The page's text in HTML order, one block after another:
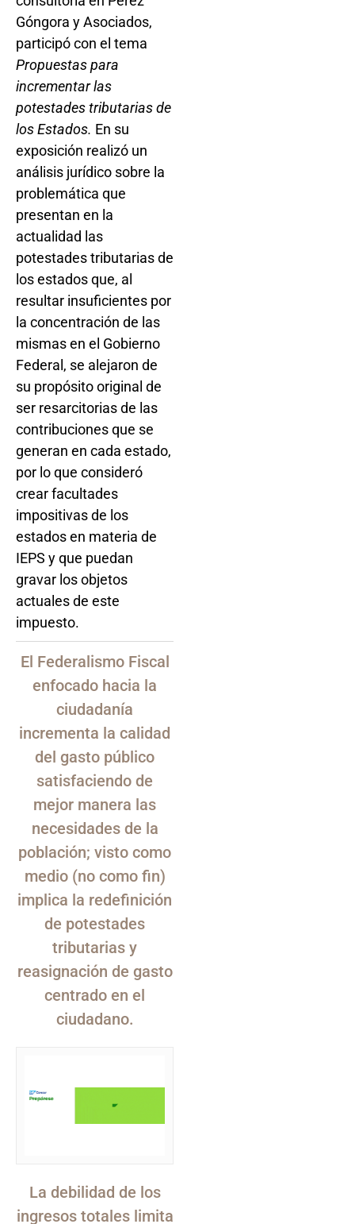
Góngora y Asociados,
participó con el tema
Propuestas para
incrementar las
potestades tributarias de
los Estados. En su
exposición realizó un
análisis jurídico sobre la
problemática que
presentan en la
actualidad las
potestades tributarias de
los estados que, al
resultar insuficientes por
la concentración de las
mismas en el Gobierno
Federal, se alejaron de
su propósito original de
ser resarcitorias de las
contribuciones que se
generan en cada estado,
por lo que consideró
crear facultades
impositivas de los
estados en materia de
IEPS y que puedan
gravar los objetos
actuales de este
impuesto.
El Federalismo Fiscal
enfocado hacia la
ciudadanía
incrementa la calidad
del gasto público
satisfaciendo de
mejor manera las
necesidades de la
población; visto como
medio (no como fin)
implica la redefinición
de potestades
tributarias y
reasignación de gasto
centrado en el
ciudadano.
La debilidad de los
ingresos totales limita